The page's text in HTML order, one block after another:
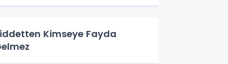
Kimseye Fayda